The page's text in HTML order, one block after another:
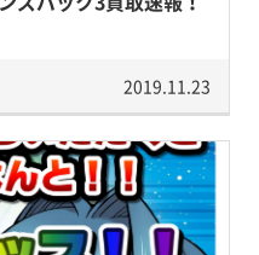
2019.11.23